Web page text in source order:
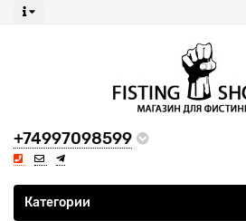
+74997098599
Все категории
Категории